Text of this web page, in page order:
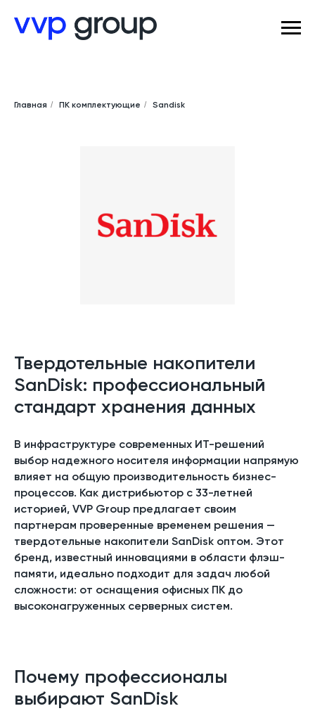
Главная / ПК комплектующие / Sandisk
Твердотельные накопители
SanDisk: профессиональный
стандарт хранения данных
В инфраструктуре современных ИТ-решений
выбор надежного носителя информации напрямую
влияет на общую производительность бизнес-
процессов. Как дистрибьютор с 33-летней
историей, VVP Group предлагает своим
партнерам проверенные временем решения —
твердотельные накопители SanDisk оптом. Этот
бренд, известный инновациями в области флэш-
памяти, идеально подходит для задач любой
сложности: от оснащения офисных ПК до
высоконагруженных серверных систем.
Почему профессионалы
выбирают SanDisk